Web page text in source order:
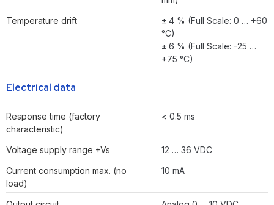
Temperature drift
± 4 % (Full Scale: 0 … +60
°C)
± 6 % (Full Scale: -25 …
+75 °C)
Electrical data
Response time (factory
characteristic)
< 0.5 ms
Voltage supply range +Vs
12 … 36 VDC
Current consumption max. (no
load)
10 mA